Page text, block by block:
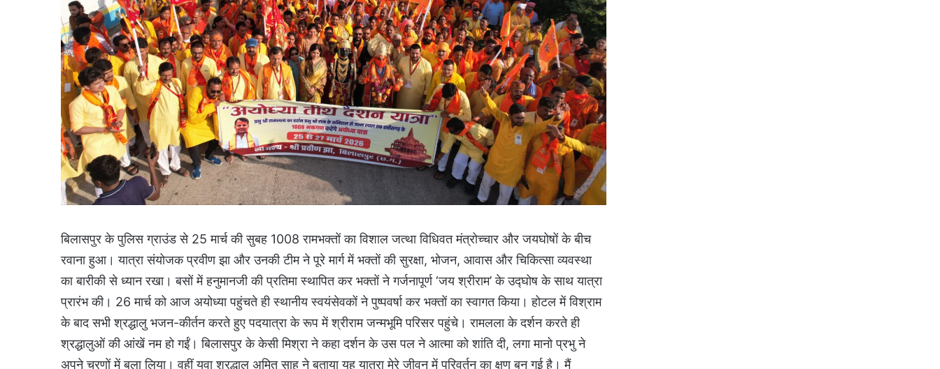
बिलासपुर के पुलिस ग्राउंड से 25 मार्च की सुबह 1008 रामभक्तों का विशाल जत्था विधिवत मंत्रोच्चार और जयघोषों के बीच
रवाना हुआ। यात्रा संयोजक प्रवीण झा और उनकी टीम ने पूरे मार्ग में भक्तों की सुरक्षा, भोजन, आवास और चिकित्सा व्यवस्था
का बारीकी से ध्यान रखा। बसों में हनुमानजी की प्रतिमा स्थापित कर भक्तों ने गर्जनापूर्ण ‘जय श्रीराम’ के उद्घोष के साथ यात्रा
प्रारंभ की। 26 मार्च को आज अयोध्या पहुंचते ही स्थानीय स्वयंसेवकों ने पुष्पवर्षा कर भक्तों का स्वागत किया। होटल में विश्राम
के बाद सभी श्रद्धालु भजन-कीर्तन करते हुए पदयात्रा के रूप में श्रीराम जन्मभूमि परिसर पहुंचे। रामलला के दर्शन करते ही
श्रद्धालुओं की आंखें नम हो गईं। बिलासपुर के केसी मिश्रा ने कहा दर्शन के उस पल ने आत्मा को शांति दी, लगा मानो प्रभु ने
अपने चरणों में बुला लिया। वहीं युवा श्रद्धालु अमित साहू ने बताया यह यात्रा मेरे जीवन में परिवर्तन का क्षण बन गई है। मैं